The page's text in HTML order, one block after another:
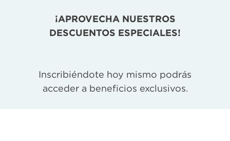
¡APROVECHA NUESTROS
DESCUENTOS ESPECIALES!
Inscribiéndote hoy mismo podrás
acceder a beneficios exclusivos.